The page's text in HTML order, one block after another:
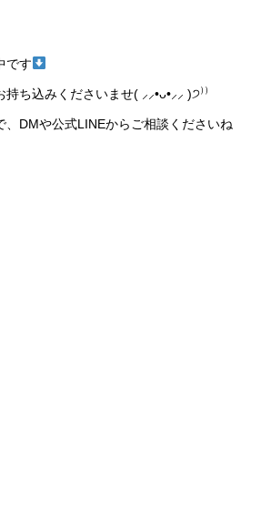
です
ち込みくださいませ( ⸝⸝•ᴗ•⸝⸝ )੭⁾⁾
DMや公式LINEからご相談くださいね